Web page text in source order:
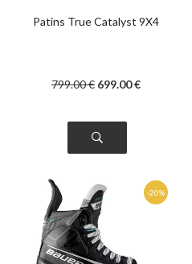
Patins True Catalyst 9X4
799.00€ 699.00€